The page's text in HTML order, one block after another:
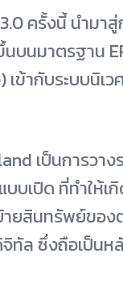
ครั้งนี้นำมา
นบนมาตรฐาน
เข้ากับระบบนิเ
เป็นการวา
บเปิด ที่ทำให้เ
ายสินทรัพย์ข
จิทัล ซึ่งถือเป็น